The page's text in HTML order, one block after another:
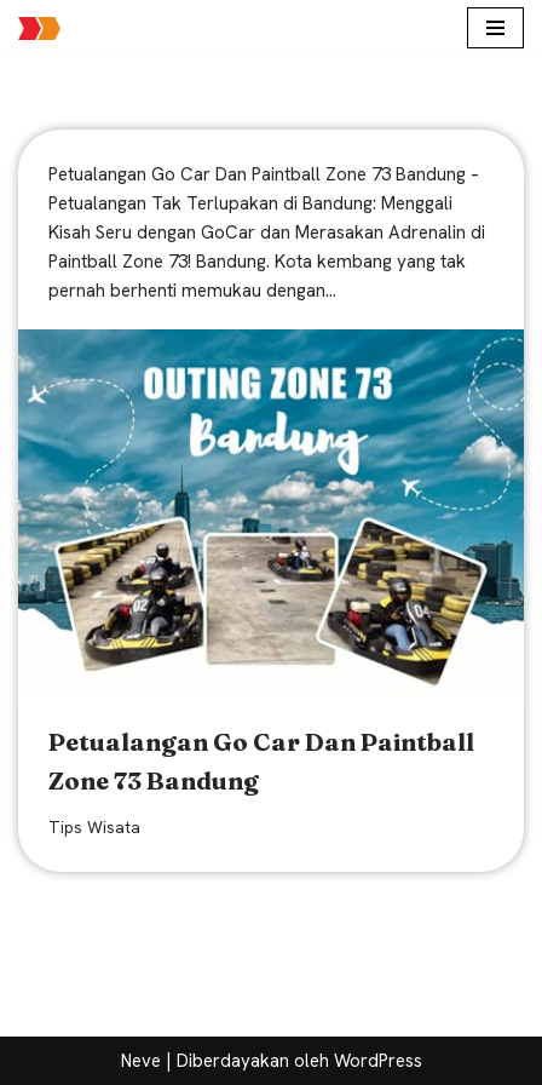
konten
Petualangan Go Car Dan Paintball Zone 73 Bandung –
Petualangan Tak Terlupakan di Bandung: Menggali
Kisah Seru dengan GoCar dan Merasakan Adrenalin di
Paintball Zone 73! Bandung. Kota kembang yang tak
pernah berhenti memukau dengan…
Petualangan Go Car Dan Paintball
Zone 73 Bandung
Tips Wisata
Neve | Diberdayakan oleh WordPress